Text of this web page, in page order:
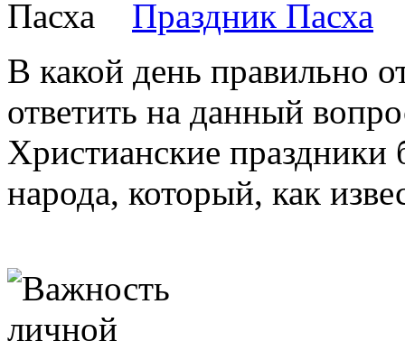
Праздник Пасха
В какой день правильно
ответить на данный
Христианские праздники
народа, который, как